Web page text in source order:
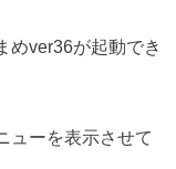
めver36が起動でき
ューを表示させて